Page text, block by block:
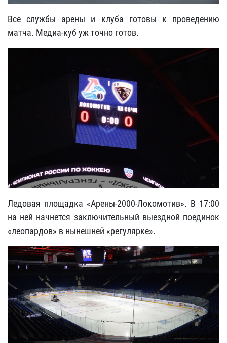
Все службы арены и клуба готовы к проведению
матча. Медиа-куб уж точно готов.
Ледовая площадка «Арены-2000-Локомотив». В 17:00
на ней начнется заключительный выездной поединок
«леопардов» в нынешней «регулярке».